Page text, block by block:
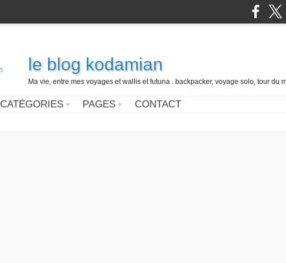
le blog kodamian
Ma vie, entre mes voyages et wallis et futuna . backpacker, voyage solo, tour du
CATÉGORIES PAGES CONTACT